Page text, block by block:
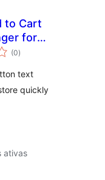
to Cart
for
(0avaliações
totais
)
text
quickly
ativas